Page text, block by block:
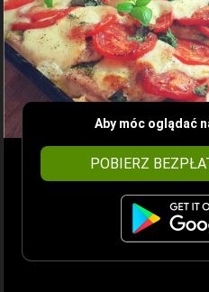
Aby móc oglądać
POBIERZ